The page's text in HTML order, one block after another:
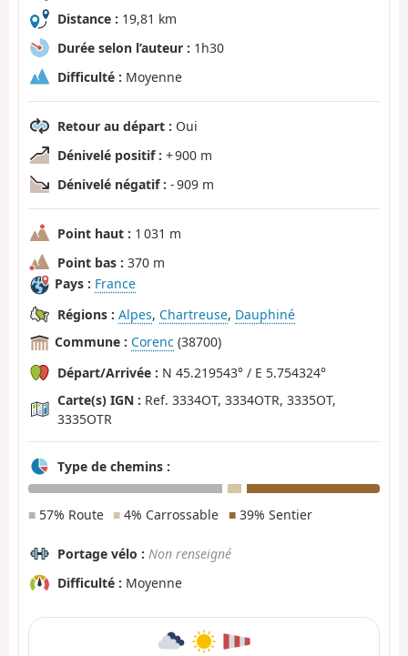
Distance : 19,81 km
Durée selon l’auteur : 1h30
Difficulté : Moyenne
Retour au départ : Oui
Dénivelé positif : + 900 m
Dénivelé négatif : - 909 m
Point haut : 1 031 m
Point bas : 370 m
Pays : France
Régions : Alpes, Chartreuse, Dauphiné
Commune : Corenc (38700)
Départ/Arrivée : N 45.219543° / E 5.754324°
Carte(s) IGN : Ref. 3334OT, 3334OTR, 3335OT,
3335OTR
Type de chemins :
■ 57% Route ■ 4% Carrossable ■39% Sentier
Portage vélo : Non renseigné
Difficulté : Moyenne